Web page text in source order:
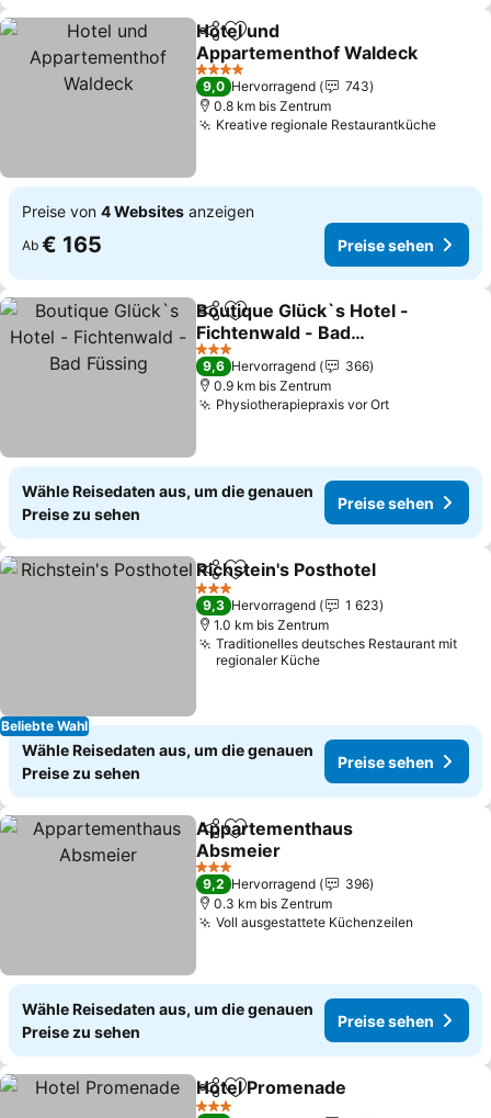
TeilenZu Favoriten hinzufügen
Hotel und
Appartementhof Waldeck
Preise sehen
4 Sterne
9,0 Hervorragend
743
0.8 km bis Zentrum
Kreative regionale RestaurantküchePreise
Preise von 4 Websites anzeigen
Ab € 165 Preise sehen
TeilenZu Favoriten hinzufügen
Boutique Glück`s Hotel -
Fichtenwald - Bad
Füssing
Preise sehen
3 Sterne
9,6 Hervorragend
366
0.9 km bis Zentrum
Physiotherapiepraxis vor OrtPreise
Wähle Reisedaten aus, um die genauen
Preise zu sehen
Preise sehen
Beliebte Wahl
TeilenZu Favoriten hinzufügen
Richstein's Posthotel
3 Sterne
9,3 Hervorragend
1 623
1.0 km bis Zentrum
Traditionelles deutsches Restaurant mit
regionaler Küche
Wähle Reisedaten aus, um die genauen
Preise zu sehen
Preise sehen
TeilenZu Favoriten hinzufügen
Appartementhaus
Absmeier
Preise sehen
3 Sterne
9,2 Hervorragend
396
0.3 km bis Zentrum
Voll ausgestattete Küchenzeilen
Wähle Reisedaten aus, um die genauen
Preise zu sehen
Preise sehen
TeilenZu Favoriten hinzufügen
Hotel Promenade
3 Sterne